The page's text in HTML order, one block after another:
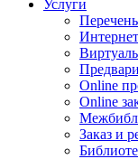
Услуги
Online
Online
Заказ и